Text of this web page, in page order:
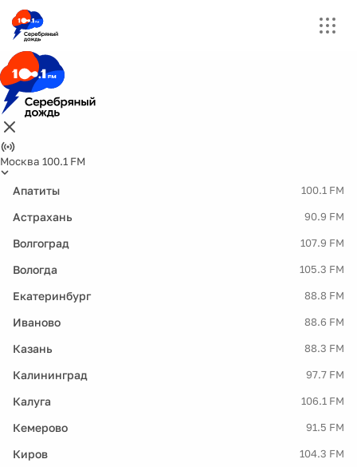
Москва 100.1 FM
Апатиты 100.1 FM
Астрахань 90.9 FM
Волгоград 107.9 FM
Вологда 105.3 FM
Екатеринбург 88.8 FM
Иваново 88.6 FM
Казань 88.3 FM
Калининград 97.7 FM
Калуга 106.1 FM
Кемерово 91.5 FM
Киров 104.3 FM